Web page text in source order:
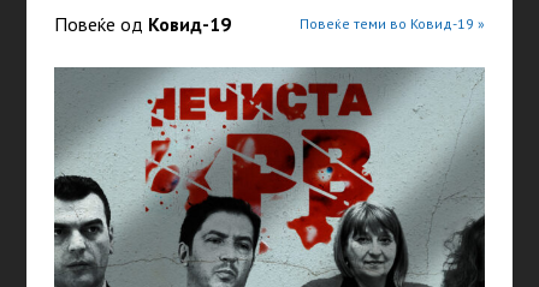
Повеќе од Ковид-19 Повеќе теми во Ковид-19 »